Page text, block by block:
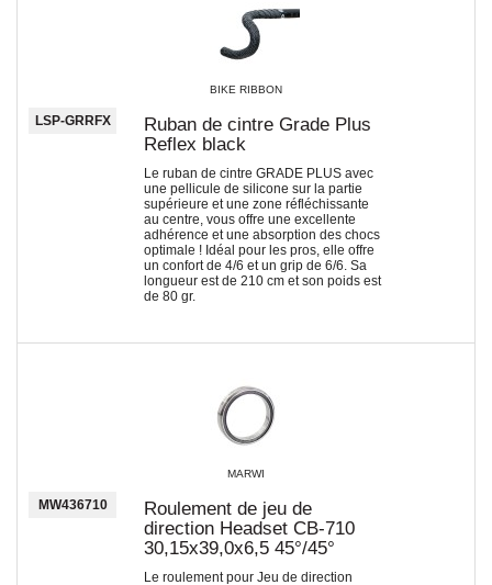
BIKE RIBBON
LSP-GRRFX
Ruban de cintre Grade Plus
Reflex black
Le ruban de cintre GRADE PLUS avec
une pellicule de silicone sur la partie
supérieure et une zone réfléchissante
au centre, vous offre une excellente
adhérence et une absorption des chocs
optimale ! Idéal pour les pros, elle offre
un confort de 4/6 et un grip de 6/6. Sa
longueur est de 210 cm et son poids est
de 80 gr.
MARWI
MW436710
Roulement de jeu de
direction Headset CB-710
30,15x39,0x6,5 45°/45°
Le roulement pour Jeu de direction